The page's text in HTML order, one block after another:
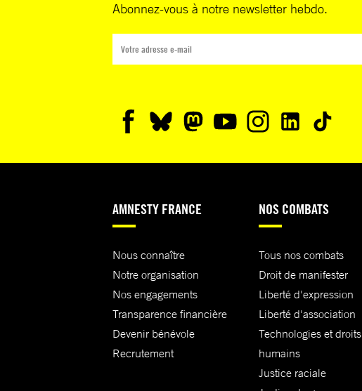
Abonnez-vous à notre newsletter hebdo.
AMNESTY FRANCE
Nous connaître
Notre organisation
Nos engagements
Transparence financière
Devenir bénévole
Recrutement
NOS COMBATS
Tous nos combats
Droit de manifester
Liberté d'expression
Liberté d'association
Technologies et droits
humains
Justice raciale